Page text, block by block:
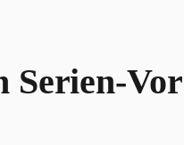
Serien-